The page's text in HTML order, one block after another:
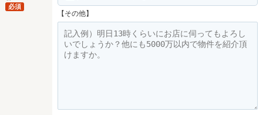
必須
【その他】